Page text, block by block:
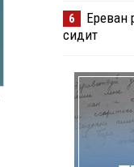
6
Ереван
сидит